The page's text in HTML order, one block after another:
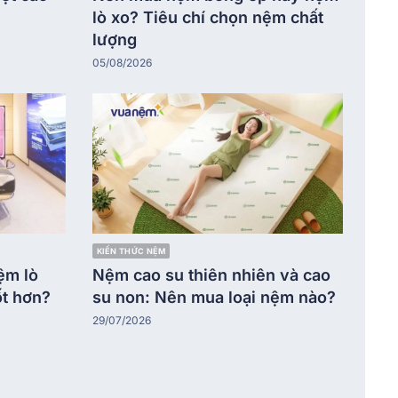
lò xo? Tiêu chí chọn nệm chất
lượng
05/08/2026
lò
hơn?
KIẾN THỨC NỆM
Nệm cao su thiên nhiên và cao
su non: Nên mua loại nệm nào?
29/07/2026